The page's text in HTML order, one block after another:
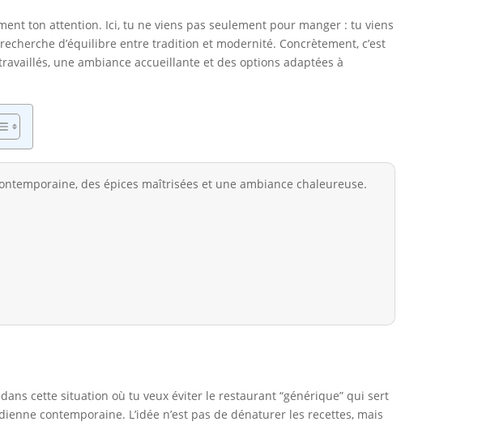
ton attention. Ici, tu ne viens pas seulement pour manger : tu viens
d’équilibre entre tradition et modernité. Concrètement, c’est
une ambiance accueillante et des options adaptées à
des épices maîtrisées et une ambiance chaleureuse.
cette situation où tu veux éviter le restaurant “générique” qui sert
contemporaine. L’idée n’est pas de dénaturer les recettes, mais